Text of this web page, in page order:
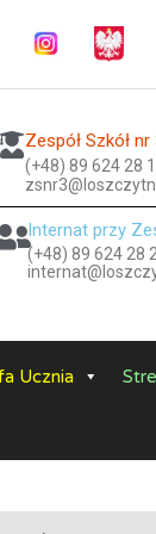
Zespół Szkół
(+48) 89 624 28
Internat przy
(+48) 89 624 28
Ucznia